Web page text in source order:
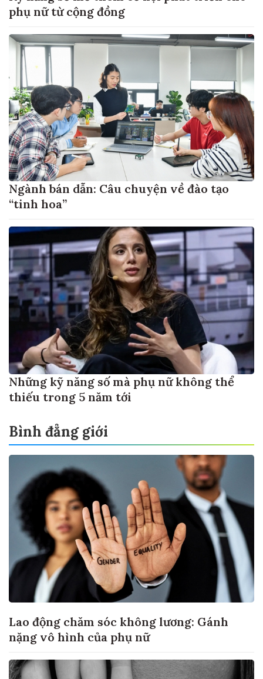
phụ nữ từ cộng đồng
Ngành bán dẫn: Câu chuyện về đào tạo
“tinh hoa”
Những kỹ năng số mà phụ nữ không thể
thiếu trong 5 năm tới
Bình đẳng giới
Lao động chăm sóc không lương: Gánh
nặng vô hình của phụ nữ